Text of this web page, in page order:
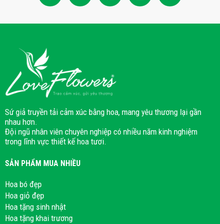
Sứ giả truyền tải cảm xúc bằng hoa, mang yêu thương lại gần
nhau hơn.
Đội ngũ nhân viên chuyên nghiệp có nhiều năm kinh nghiệm
trong lĩnh vực thiết kế hoa tươi.
SẢN PHẨM MUA NHIỀU
Hoa bó đẹp
Hoa giỏ đẹp
Hoa tặng sinh nhật
Hoa tặng khai trương